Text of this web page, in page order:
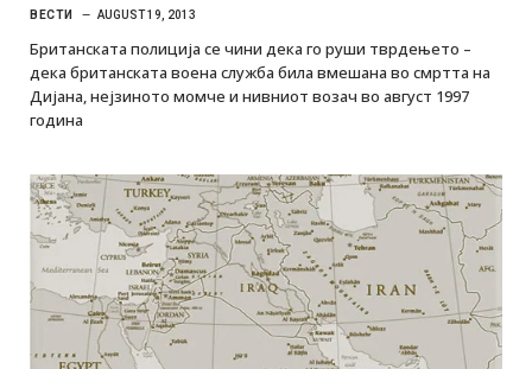
ВЕСТИ AUGUST 19, 2013
Британската полиција се чини дека го руши тврдењето –
дека британската воена служба била вмешанa во смртта на
Дијана, нејзиното момче и нивниот возач во август 1997
година